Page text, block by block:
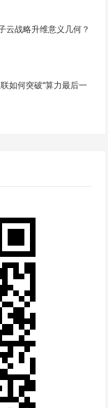
云战略升维意义几何？
如何突破“算力最后一